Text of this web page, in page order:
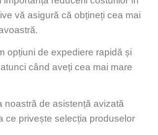
vă asigură că obțineți cea mai
opțiuni de expediere rapidă și
când aveți cea mai mare
noastră de asistență avizată
ce privește selecția produselor